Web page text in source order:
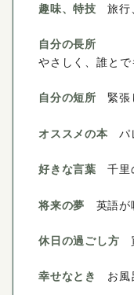
趣味、特技 旅行
自分の長所
やさしく、誰と
自分の短所 緊張
オススメの本 パ
好きな言葉 千里
将来の夢 英語が
休日の過ごし方
幸せなとき お風